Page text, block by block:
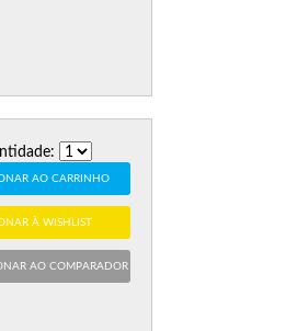
AO CARRINHO
À WISHLIST
AO COMPARADOR